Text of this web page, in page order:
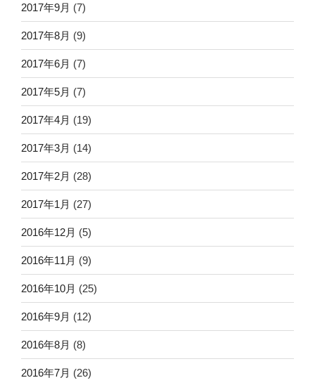
2017年9月 (7)
2017年8月 (9)
2017年6月 (7)
2017年5月 (7)
2017年4月 (19)
2017年3月 (14)
2017年2月 (28)
2017年1月 (27)
2016年12月 (5)
2016年11月 (9)
2016年10月 (25)
2016年9月 (12)
2016年8月 (8)
2016年7月 (26)